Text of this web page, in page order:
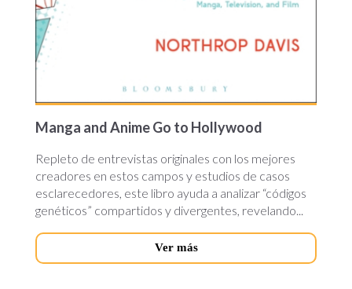
Manga and Anime Go to Hollywood
Repleto de entrevistas originales con los mejores
creadores en estos campos y estudios de casos
esclarecedores, este libro ayuda a analizar “códigos
genéticos” compartidos y divergentes, revelando...
Ver más